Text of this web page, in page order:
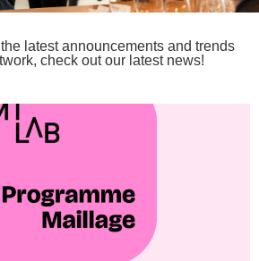
latest announcements and trends
check out our latest news!